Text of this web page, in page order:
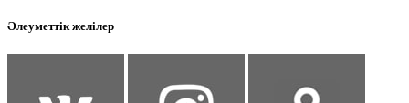
Әлеуметтік желілер